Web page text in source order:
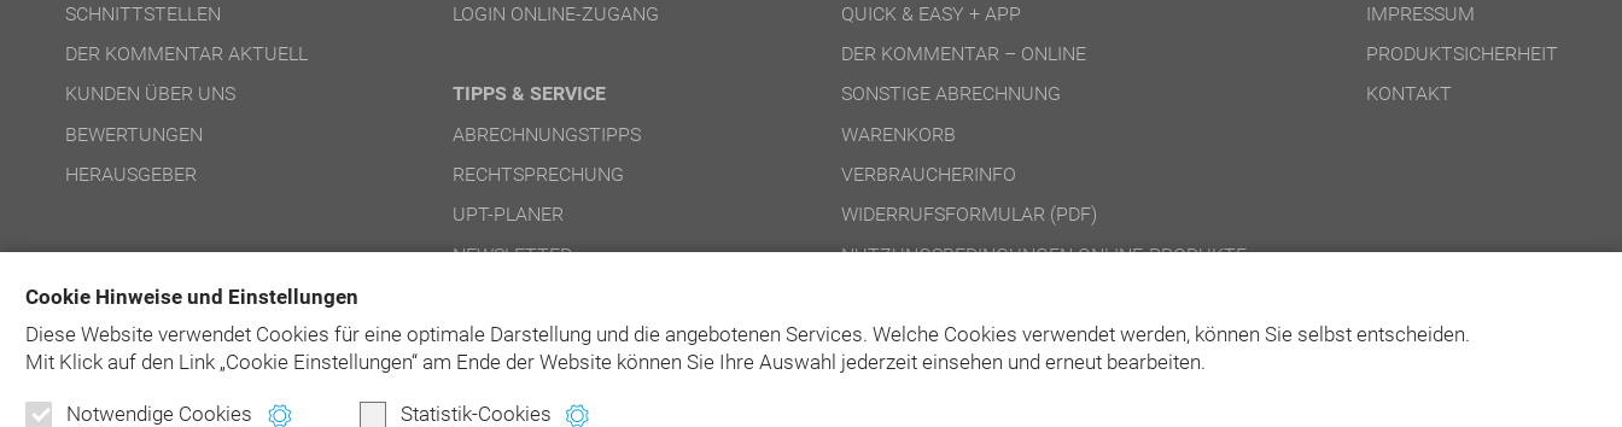
Cookie Hinweise und Einstellungen
Diese Website verwendet Cookies für eine optimale Darstellung und die angebotenen Services. Welche Cookies verwendet werden, können Sie selbst entscheiden.
Mit Klick auf den Link „Cookie Einstellungen“ am Ende der Website können Sie Ihre Auswahl jederzeit einsehen und erneut bearbeiten.
Notwendige Cookies Statistik-Cookies
SCHNITTSTELLEN
DER KOMMENTAR AKTUELL
KUNDEN ÜBER UNS
BEWERTUNGEN
HERAUSGEBER
LOGIN ONLINE-ZUGANG
TIPPS & SERVICE
ABRECHNUNGSTIPPS
RECHTSPRECHUNG
UPT-PLANER
NEWSLETTER
QUICK & EASY + APP
DER KOMMENTAR – ONLINE
SONSTIGE ABRECHNUNG
WARENKORB
VERBRAUCHERINFO
WIDERRUFSFORMULAR (PDF)
NUTZUNGSBEDINGUNGEN ONLINE-PRODUKTE
IMPRESSUM
PRODUKTSICHERHEIT
KONTAKT